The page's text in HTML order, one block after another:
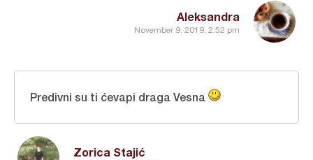
Aleksandra
November 9, 2019, 2:52 pm
Zorica Stajić
Predivni su ti ćevapi draga Vesna